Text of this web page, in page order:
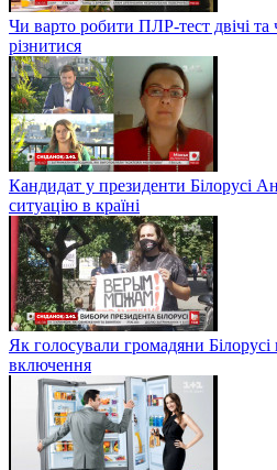
Чи варто робити ПЛР-тест двічі та
різнитися
Кандидат у президенти Білорусі
ситуацію в країні
Як голосували громадяни Білорусі
включення